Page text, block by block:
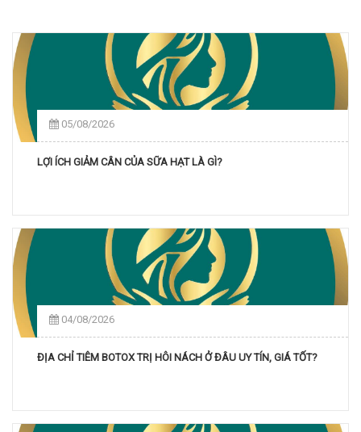
05/08/2026
LỢI ÍCH GIẢM CÂN CỦA SỮA HẠT LÀ GÌ?
04/08/2026
ĐỊA CHỈ TIÊM BOTOX TRỊ HÔI NÁCH Ở ĐÂU UY TÍN, GIÁ TỐT?